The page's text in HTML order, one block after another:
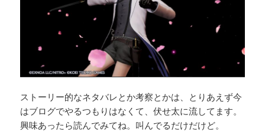
ストーリー的なネタバレとか考察とかは、とりあえず今
はブログでやるつもりはなくて、伏せ太に流してます。
興味あったら読んでみてね。叫んでるだけだけど。